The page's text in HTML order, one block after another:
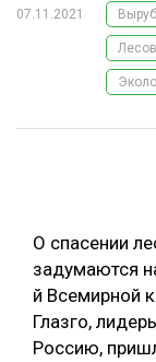
ЛЕСНОЕ
ЛЕСОЗАГОТОВКА
ОБРАБОТКА
ПРОИЗВОДСТВО
ПОДБОРКИ
ЭКСПЕРТНОЕ
07.11.2021
О спасении
задумаются
й Всемирной
Глазго,
Россию,